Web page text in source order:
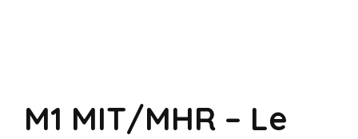
M1 MIT/MHR – Le